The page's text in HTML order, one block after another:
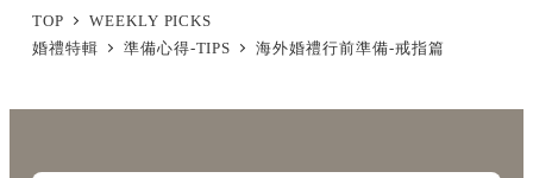
TOP
WEEKLY PICKS
婚禮特輯
準備心得-TIPS 海外婚禮行前準備-戒指篇